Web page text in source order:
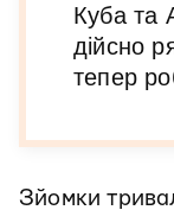
Куба та
дійсно
тепер
Зйомки